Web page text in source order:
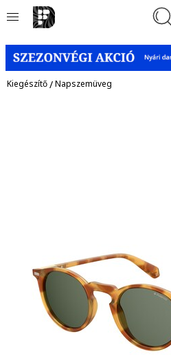
Kiegészítő/Napszemüveg